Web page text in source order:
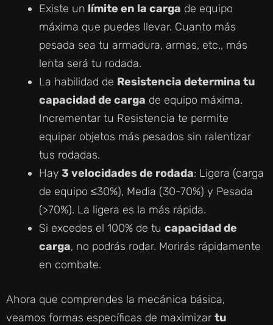
Existe un límite en la carga de equipo
máxima que puedes llevar. Cuanto más
pesada sea tu armadura, armas, etc., más
lenta será tu rodada.
La habilidad de Resistencia determina tu
capacidad de carga de equipo máxima.
Incrementar tu Resistencia te permite
equipar objetos más pesados sin ralentizar
tus rodadas.
Hay 3 velocidades de rodada: Ligera (carga
de equipo ≤30%), Media (30-70%) y Pesada
(>70%). La ligera es la más rápida.
Si excedes el 100% de tu capacidad de
carga, no podrás rodar. Morirás rápidamente
en combate.
Ahora que comprendes la mecánica básica,
veamos formas específicas de maximizar tu